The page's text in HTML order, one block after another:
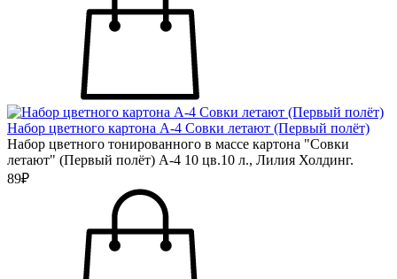
Набор цветного картона А-4 Совки летают (Первый полёт)
Набор цветного тонированного в массе картона "Совки
летают" (Первый полёт) А-4 10 цв.10 л., Лилия Холдинг.
89₽